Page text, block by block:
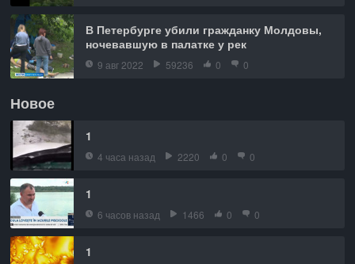
В Петербурге убили гражданку Молдовы,
ночевавшую в палатке у рек
9 авг 2022 59236 0 0
Новое
1
4 часа назад 2220 0 0
1
6 часов назад 1466 0 0
1